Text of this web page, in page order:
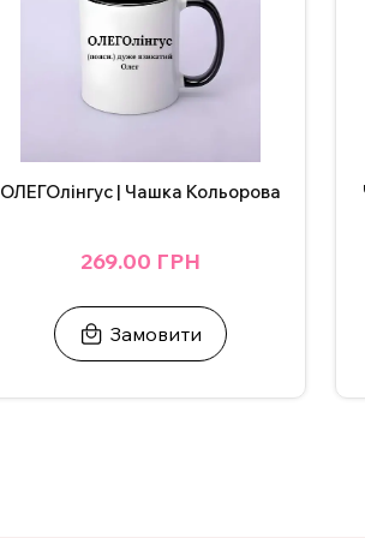
ОЛЕГОлінгус | Чашка Кольорова
269.00 ГРН
Замовити